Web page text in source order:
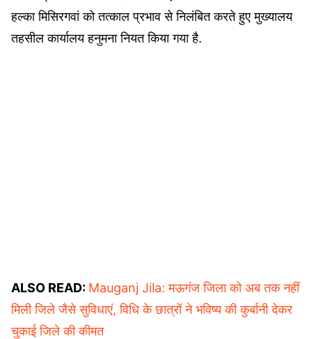
हल्का मिसिरगवां को तत्काल प्रभाव से निलंबित करते हुए मुख्यालय
तहसील कार्यालय हनुमना नियत किया गया है.
ALSO READ: Mauganj Jila: मऊगंज जिला को अब तक नहीं
मिली जिले जैसे सुविधाएं, विधि के छात्रों ने भविष्य की कुर्बानी देकर
चुकाई जिले की कीमत